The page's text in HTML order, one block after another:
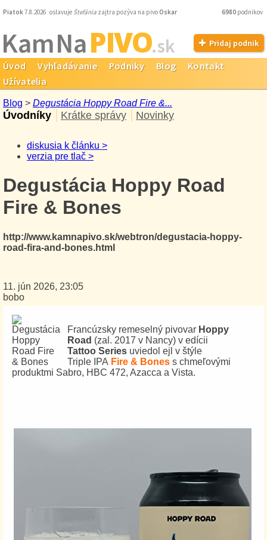
Piatok7.8.2026 oslavuje Štefánia zajtra pozýva na pivoOskar 6980 podnikov
Kam NaPIVO.sk Pridaj podnik
Úvod Vyhľadávanie Podniky Blog
Kontakt
Užívatelia
Blog > Degustácia Hoppy Road Fire &...
Úvodníky Krátke správy Novinky
diskusia k článku >
verzia pre tlač >
Degustácia Hoppy Road
Fire & Bones
http://www.kamnapivo.sk/webtron/degustacia-hoppy-
road-fira-and-bones.html
11. jún 2026, 23:05
bobo
Francúzsky remeselný pivovar Hoppy
Road (zal. 2017 v Nancy) v edícii
Tattoo Series uviedol ejl v štýle
Triple IPA Fire & Bones s chmeľovými
produktmi Sabro, HBC 472, Azacca a Vista.